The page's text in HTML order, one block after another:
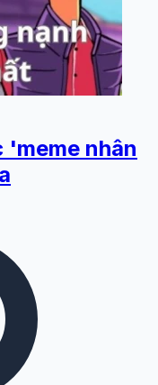
'meme nhân